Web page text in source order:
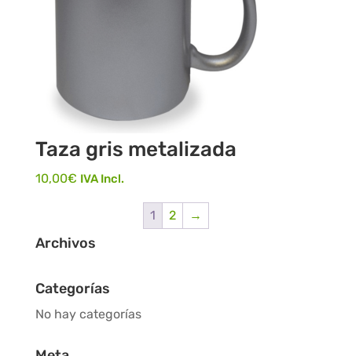
Taza gris metalizada
10,00€ IVA Incl.
1 2 →
Archivos
Categorías
No hay categorías